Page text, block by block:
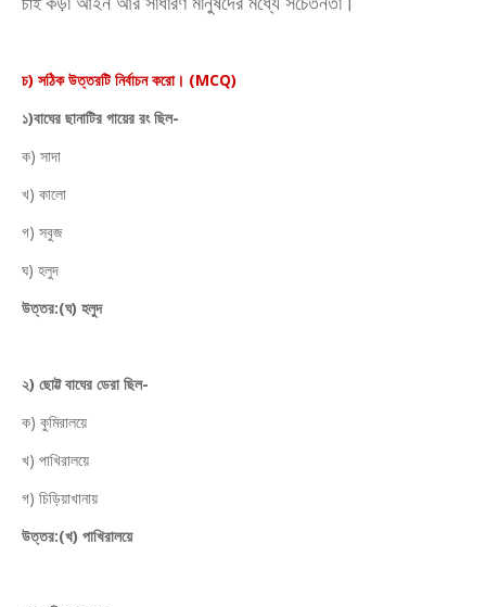
চ) সঠিক উত্তরটি নির্বাচন করো। (MCQ)
১)বাঘের ছানাটির গায়ের রং ছিল-
ক) সাদা
খ) কালো
গ) সবুজ
ঘ) হলুদ
উত্তর:(ঘ) হলুদ
২) ছোট্ট বাঘের ডেরা ছিল-
ক) কুমিরালয়ে
খ) পাখিরালয়ে
গ) চিড়িয়াখানায়
উত্তর:(খ) পাখিরালয়ে